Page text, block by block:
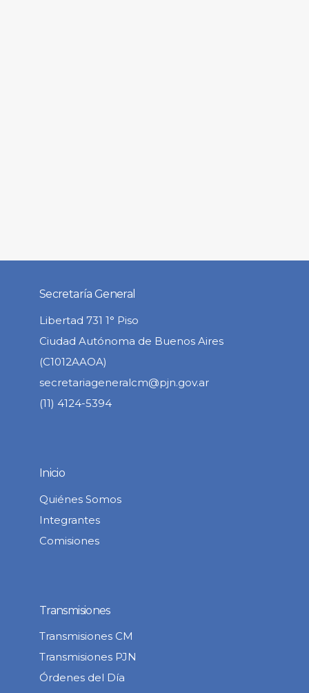
Secretaría General
Libertad 731 1° Piso
Ciudad Autónoma de Buenos Aires
(C1012AAOA)
secretariageneralcm@pjn.gov.ar
(11) 4124-5394
Inicio
Quiénes Somos
Integrantes
Comisiones
Transmisiones
Transmisiones CM
Transmisiones PJN
Órdenes del Día